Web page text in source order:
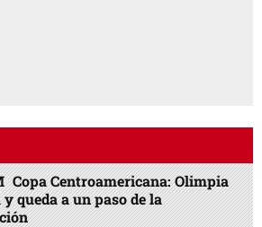
Copa Centroamericana: Olimpia
queda a un paso de la